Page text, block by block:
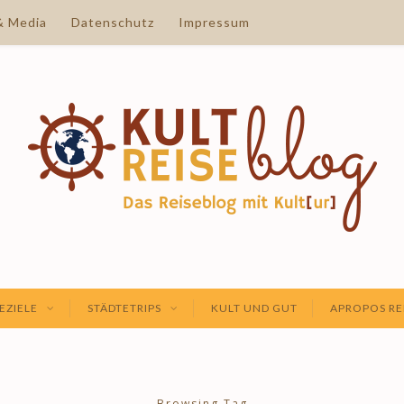
Media Datenschutz Impressum
STÄDTETRIPS KULT UND GUT APROPOS